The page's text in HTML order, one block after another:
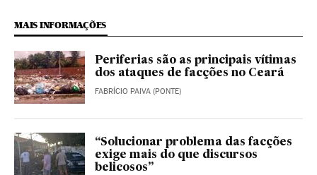
MAIS INFORMAÇÕES
Periferias são as principais vítimas
dos ataques de facções no Ceará
FABRÍCIO PAIVA (PONTE)
“Solucionar problema das facções
exige mais do que discursos
belicosos”